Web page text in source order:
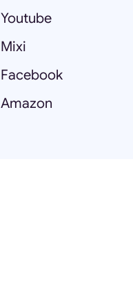
Youtube
Mixi
Facebook
Amazon